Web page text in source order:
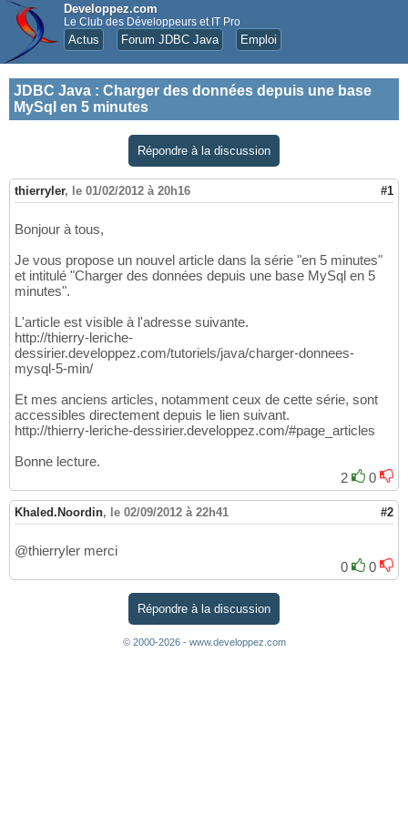
Developpez.com
Le Club des Développeurs et IT Pro
Actus Forum JDBC Java Emploi
JDBC Java : Charger des données depuis une base
MySql en 5 minutes
Répondre à la discussion
thierryler, le 01/02/2012 à 20h16 #1
Bonjour à tous,
Je vous propose un nouvel article dans la série "en 5 minutes"
et intitulé "Charger des données depuis une base MySql en 5
minutes".
L'article est visible à l'adresse suivante.
http://thierry-leriche-
dessirier.developpez.com/tutoriels/java/charger-donnees-
mysql-5-min/
Et mes anciens articles, notamment ceux de cette série, sont
accessibles directement depuis le lien suivant.
http://thierry-leriche-dessirier.developpez.com/#page_articles
Bonne lecture.
2
0
Khaled.Noordin, le 02/09/2012 à 22h41 #2
@thierryler merci
0
0
Répondre à la discussion
© 2000-2026 - www.developpez.com